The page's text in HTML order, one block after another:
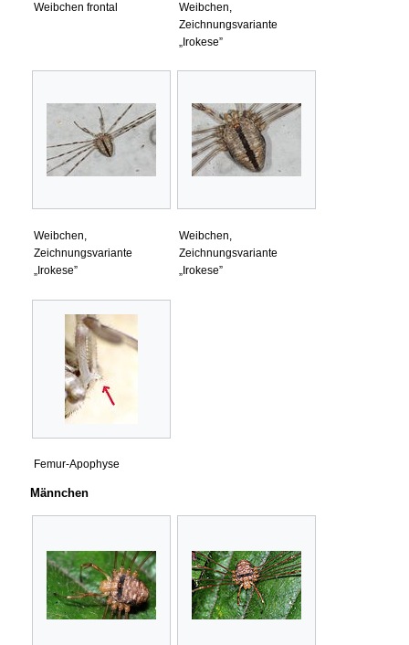
Weibchen frontal
Weibchen,
Zeichnungsvariante
„Irokese”
Weibchen,
Zeichnungsvariante
„Irokese”
Weibchen,
Zeichnungsvariante
„Irokese”
Femur-Apophyse
Männchen